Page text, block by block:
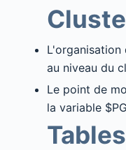
L'organisation
au niveau du
Le point de
la variable